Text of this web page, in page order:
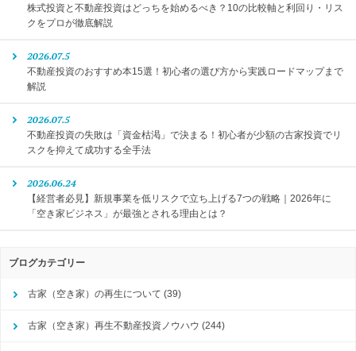
株式投資と不動産投資はどっちを始めるべき？10の比較軸と利回り・リス
クをプロが徹底解説
2026.07.5
不動産投資のおすすめ本15選！初心者の選び方から実践ロードマップまで
解説
2026.07.5
不動産投資の失敗は「資金枯渇」で決まる！初心者が少額の古家投資でリ
スクを抑えて成功する全手法
2026.06.24
【経営者必見】新規事業を低リスクで立ち上げる7つの戦略｜2026年に
「空き家ビジネス」が最強とされる理由とは？
ブログカテゴリー
古家（空き家）の再生について (39)
古家（空き家）再生不動産投資ノウハウ (244)